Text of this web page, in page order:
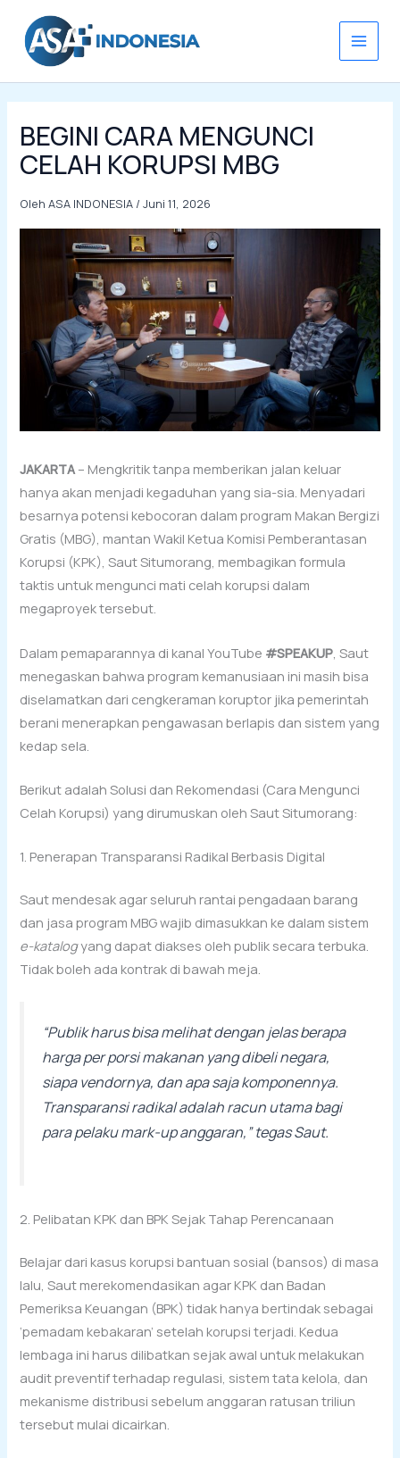
konten
BEGINI CARA MENGUNCI
CELAH KORUPSI MBG
OlehASA INDONESIA /Juni 11, 2026
JAKARTA– Mengkritik tanpa memberikan jalan keluar
hanya akan menjadi kegaduhan yang sia-sia. Menyadari
besarnya potensi kebocoran dalam program Makan Bergizi
Gratis (MBG), mantan Wakil Ketua Komisi Pemberantasan
Korupsi (KPK), Saut Situmorang, membagikan formula
taktis untuk mengunci mati celah korupsi dalam
megaproyek tersebut.
Dalam pemaparannya di kanal YouTube #SPEAKUP , Saut
menegaskan bahwa program kemanusiaan ini masih bisa
diselamatkan dari cengkeraman koruptor jika pemerintah
berani menerapkan pengawasan berlapis dan sistem yang
kedap sela.
Berikut adalah Solusi dan Rekomendasi (Cara Mengunci
Celah Korupsi) yang dirumuskan oleh Saut Situmorang:
1. Penerapan Transparansi Radikal Berbasis Digital
Saut mendesak agar seluruh rantai pengadaan barang
dan jasa program MBG wajib dimasukkan ke dalam sistem
e-katalogyang dapat diakses oleh publik secara terbuka.
Tidak boleh ada kontrak di bawah meja.
“Publik harus bisa melihat dengan jelas berapa
harga per porsi makanan yang dibeli negara,
siapa vendornya, dan apa saja komponennya.
Transparansi radikal adalah racun utama bagi
para pelakumark-upanggaran,” tegas Saut.
2. Pelibatan KPK dan BPK Sejak Tahap Perencanaan
Belajar dari kasus korupsi bantuan sosial (bansos) di masa
lalu, Saut merekomendasikan agar KPK dan Badan
Pemeriksa Keuangan (BPK) tidak hanya bertindak sebagai
‘pemadam kebakaran’ setelah korupsi terjadi. Kedua
lembaga ini harus dilibatkan sejak awal untuk melakukan
audit preventif terhadap regulasi, sistem tata kelola, dan
mekanisme distribusi sebelum anggaran ratusan triliun
tersebut mulai dicairkan.